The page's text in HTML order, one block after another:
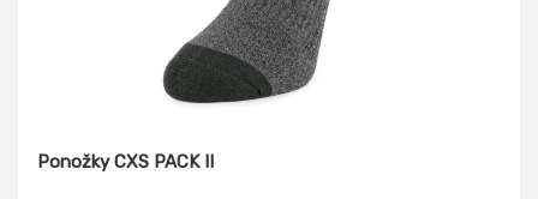
Ponožky CXS PACK II